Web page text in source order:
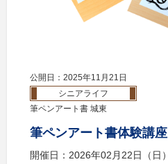
公開日：2025年11月21日
シニアライフ
筆ペンアート書 城東
筆ペンアート書体験講座
開催日：2026年02月22日（日）